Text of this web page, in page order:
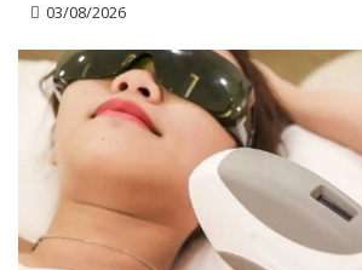
03/08/2026